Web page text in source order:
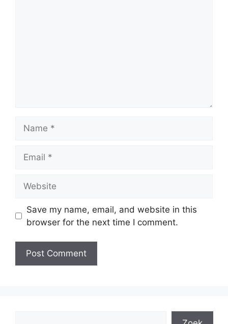
Save my name, email, and website in this
browser for the next time I comment.